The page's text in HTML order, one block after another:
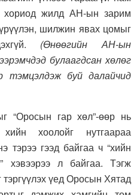
хориод жилд АН-ын зарим
шилжин явах цомыг
(Өнөөгийн АН-ын
булаагдсан хөлөг
тэмцэлдэж буй далайчид
гар хөл”-өөр нь
хоолойг нутгаараа
тэрээ гээд байгаа ч “хийн
хэвээрээ л байгаа. Тэгж
үед Оросын Хятад